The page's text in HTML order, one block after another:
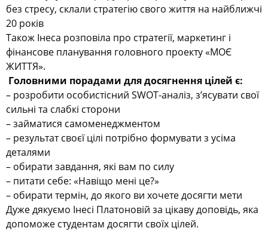
без стресу, склали стратегію свого життя на найближчі
20 років
Також Інеса розповіла про стратегії, маркетинг і
фінансове планування головного проекту «МОЄ
ЖИТТЯ».
Головними порадами для досягнення цілей є:
– розробити особистісний SWOT-аналіз, з’ясувати свої
сильні та слабкі сторони
– займатися самоменеджментом
– результат своєї цілі потрібно формувати з усіма
деталями
– обирати завдання, які вам по силу
– питати себе: «Навіщо мені це?»
– обирати термін, до якого ви хочете досягти мети
Дуже дякуємо Інесі Платоновій за цікаву доповідь, яка
допоможе студентам досягти своїх цілей.